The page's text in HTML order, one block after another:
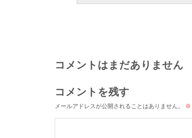
コメントはまだありません
コメントを残す
メールアドレスが公開されることはありません。 ※